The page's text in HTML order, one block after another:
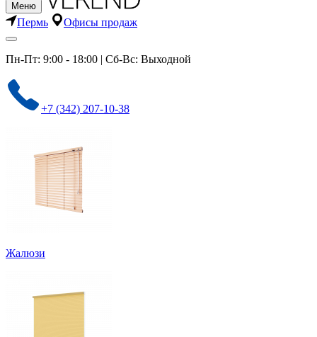
Меню
Пермь Офисы продаж
Пн-Пт: 9:00 - 18:00 | Сб-Вс: Выходной
+7 (342) 207-10-38
Жалюзи